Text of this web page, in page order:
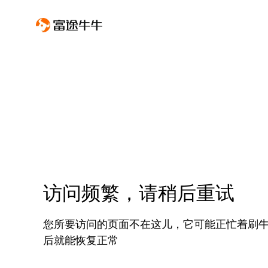
访问频繁，请稍后重试
您所要访问的页面不在这儿，它可能正忙着刷
后就能恢复正常